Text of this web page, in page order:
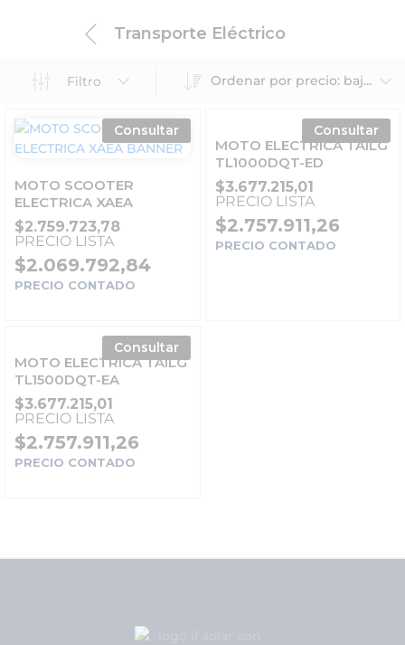
Transporte Eléctrico
Filtro Ordenar por precio: bajo a alto
Consultar
MOTO SCOOTER
ELECTRICA XAEA
$2.759.723,78
PRECIO LISTA
$2.069.792,84
PRECIO CONTADO
Consultar
MOTO ELECTRICA TAILG
TL1000DQT-ED
$3.677.215,01
PRECIO LISTA
$2.757.911,26
PRECIO CONTADO
Consultar
MOTO ELECTRICA TAILG
TL1500DQT-EA
$3.677.215,01
PRECIO LISTA
$2.757.911,26
PRECIO CONTADO